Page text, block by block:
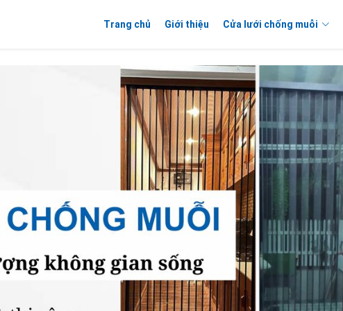
Trang chủ Giới thiệu Cửa lưới chống muỗi